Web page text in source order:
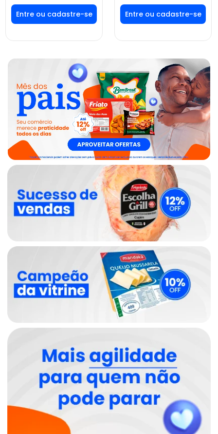
Faça seu login ou
cadastre-se para
ver preços e
Faça seu login ou
cadastre-se para
ver preços e